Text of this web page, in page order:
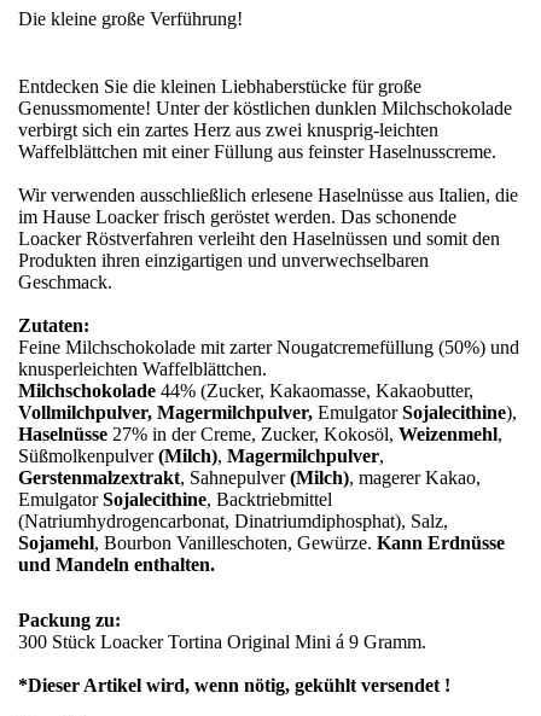
Die kleine große Verführung!
Entdecken Sie die kleinen Liebhaberstücke für große
Genussmomente! Unter der köstlichen dunklen Milchschokolade
verbirgt sich ein zartes Herz aus zwei knusprig-leichten
Waffelblättchen mit einer Füllung aus feinster Haselnusscreme.
Wir verwenden ausschließlich erlesene Haselnüsse aus Italien, die
im Hause Loacker frisch geröstet werden. Das schonende
Loacker Röstverfahren verleiht den Haselnüssen und somit den
Produkten ihren einzigartigen und unverwechselbaren
Geschmack.
Zutaten:
Feine Milchschokolade mit zarter Nougatcremefüllung (50%) und
knusperleichten Waffelblättchen.
Milchschokolade 44% (Zucker, Kakaomasse, Kakaobutter,
Vollmilchpulver, Magermilchpulver, EmulgatorSojalecithine),
Haselnüsse 27% in der Creme, Zucker, Kokosöl, Weizenmehl,
Süßmolkenpulver(Milch), Magermilchpulver,
Gerstenmalzextrakt, Sahnepulver(Milch), magerer Kakao,
EmulgatorSojalecithine, Backtriebmittel
(Natriumhydrogencarbonat, Dinatriumdiphosphat), Salz,
Sojamehl, Bourbon Vanilleschoten, Gewürze. Kann Erdnüsse
und Mandeln enthalten.
Packung zu:
300 Stück Loacker Tortina Original Mini á 9 Gramm.
*Dieser Artikel wird, wenn nötig, gekühlt versendet !